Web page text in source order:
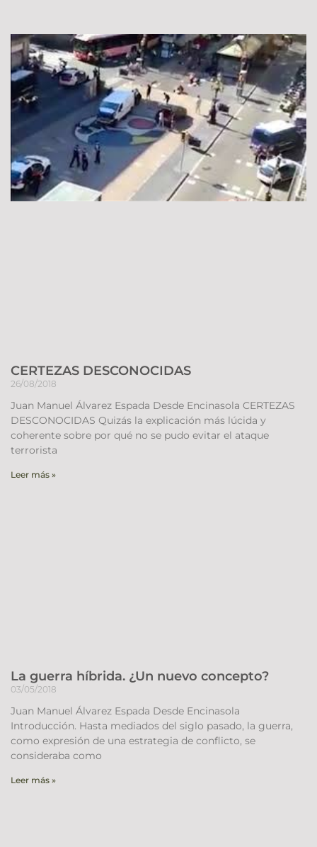
CERTEZAS DESCONOCIDAS
26/08/2018
Juan Manuel Álvarez Espada Desde Encinasola CERTEZAS
DESCONOCIDAS Quizás la explicación más lúcida y
coherente sobre por qué no se pudo evitar el ataque
terrorista
Leer más »
La guerra híbrida. ¿Un nuevo concepto?
03/05/2018
Juan Manuel Álvarez Espada Desde Encinasola
Introducción. Hasta mediados del siglo pasado, la guerra,
como expresión de una estrategia de conflicto, se
consideraba como
Leer más »